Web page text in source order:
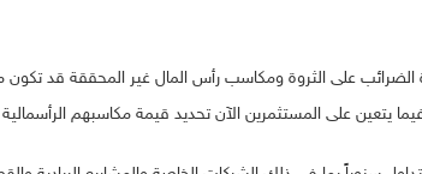
يتعين على المستثمرين الآن تحديد قيمة مكاسبهم الرأسمالية